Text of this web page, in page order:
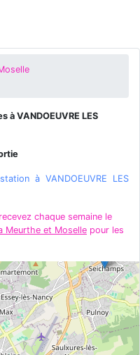
à VANDOEUVRE LES
à VANDOEUVRE LES
chaque semaine le
Meurthe et Moselle pour les